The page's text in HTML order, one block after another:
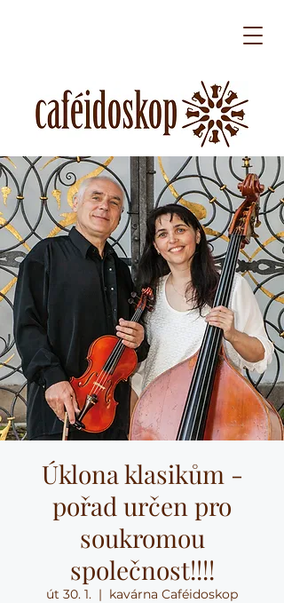
Úklona klasikům -
pořad určen pro
soukromou
společnost!!!!
út 30. 1.
  |
kavárna Caféidoskop